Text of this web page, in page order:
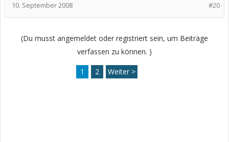
#20
10. September 2008
(Du musst angemeldet oder registriert sein, um Beiträge
verfassen zu können. )
1 2 Weiter >